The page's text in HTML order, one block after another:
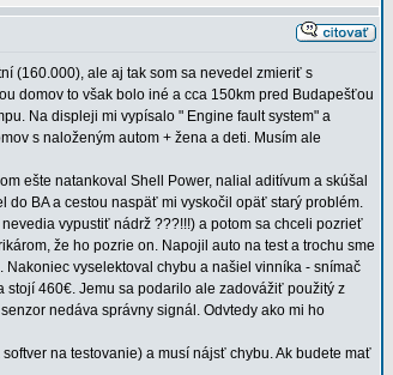
(160.000), ale aj tak som sa nevedel zmieriť s
domov to však bolo iné a cca 150km pred Budapešťou
Na displeji mi vypísalo " Engine fault system" a
s naloženým autom + žena a deti. Musím ale
ešte natankoval Shell Power, nalial aditívum a skúšal
do BA a cestou naspäť mi vyskočil opäť starý problém.
vypustiť nádrž ???!!!) a potom sa chceli pozrieť
že ho pozrie on. Napojil auto na test a trochu sme
vyselektoval chybu a našiel vinníka - snímač
stojí 460€. Jemu sa podarilo ale zadovážiť použitý z
nedáva správny signál. Odvtedy ako mi ho
na testovanie) a musí nájsť chybu. Ak budete mať